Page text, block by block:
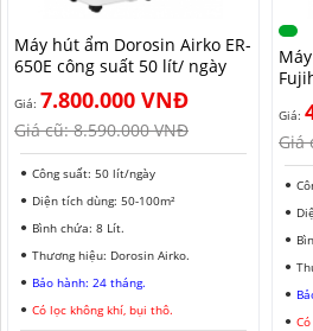
MÁY HÚT ẨM ROTOR
MÁY HÚT ẨM HARISON
MÁY HÚT ẨM AIRKO
MÁY HÚT ẨM FUJIHAIA
MÁY HÚT ẨM SHARP
MÁY HÚT ẨM EDISON
MÁY LỌC KHÔNG KHÍ LG
MÁY LỌC KHÔNG KHÍ FUJIE
MÁY LỌC KHÔNG KHÍ COWAY
MÁY LỌC KHÔNG KHÍ HITACHI
MÁY LỌC KHÔNG KHÍ PANASONIC
MÁY LỌC KHÔNG KHÍ Ô TÔ
MÁY HÚT ẨM ROTOR
MÁY HÚT ẨM HARISON
MÁY HÚT ẨM AIRKO
MÁY HÚT ẨM FUJIHAIA
MÁY HÚT ẨM SHARP
MÁY HÚT ẨM EDISON
TIN TỨC MÁY LẠNH DI ĐỘNG
TIN TỨC TỦ CHỐNG ẨM
THÔNG TIN VỀ ĐỘ ẨM
TIN TỨC QUẠT ĐỐI LƯU
LONG AN
ĐỒNG NAI
BÌNH PHƯỚC
SƠN LA
AN GIANG
ĐỒNG THÁP
KHÁNH HÒA
Máy hút ẩm Dorosin Airko ER-
650E công suất 50 lít/ ngày
Giá: 7.800.000 VNĐ
Giá cũ:8.590.000 VNĐ
Công suất: 50 lít/ngày
Diện tích dùng: 50-100m²
Bình chứa: 8 Lít.
Thương hiệu: Dorosin Airko.
Bảo hành: 24 tháng.
Có lọc không khí, bụi thô.
Giá:
Giá